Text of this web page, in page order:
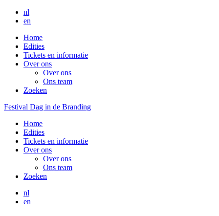
nl
en
Home
Edities
Tickets en informatie
Over ons
Over ons
Ons team
Zoeken
Festival Dag in de Branding
Home
Edities
Tickets en informatie
Over ons
Over ons
Ons team
Zoeken
nl
en